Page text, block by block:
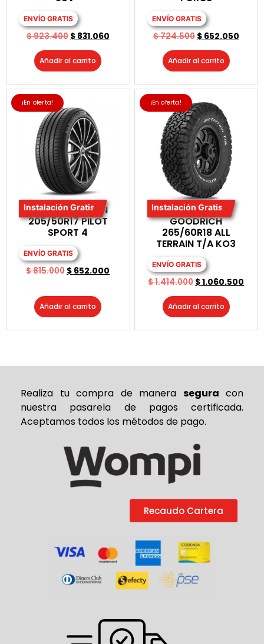
ENVÍO GRATIS
$923.400 $831.060
Añadir al carrito
ENVÍO GRATIS
$724.500 $652.050
Añadir al carrito
¡En oferta!
Instalación Gratis
LLANTA MICHELIN
205/50R17 PILOT
SPORT 4
ENVÍO GRATIS
$815.000$ 652.000
Añadir al carrito
¡En oferta!
Instalación Gratis
LLANTA BF
GOODRICH
265/60R18 ALL
TERRAIN T/A KO3
ENVÍO GRATIS
$1.414.000$1.060.500
Añadir al carrito
Realiza tu compra de manera segura con
nuestra pasarela de pagos certificada.
Aceptamos todos los métodos de pago.
Recaudo Cartera